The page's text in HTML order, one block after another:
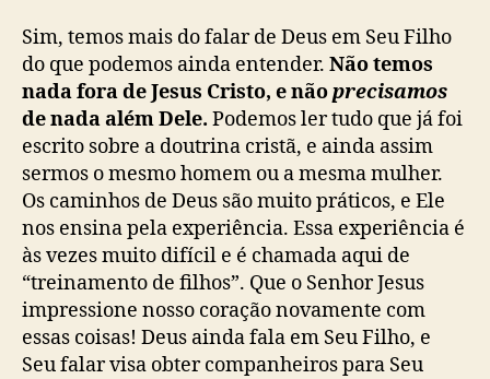
Sim, temos mais do falar de Deus em Seu Filho
do que podemos ainda entender. Não temos
nada fora de Jesus Cristo, e nãoprecisamos
de nada além Dele. Podemos ler tudo que já foi
escrito sobre a doutrina cristã, e ainda assim
sermos o mesmo homem ou a mesma mulher.
Os caminhos de Deus são muito práticos, e Ele
nos ensina pela experiência. Essa experiência é
às vezes muito difícil e é chamada aqui de
“treinamento de filhos”. Que o Senhor Jesus
impressione nosso coração novamente com
essas coisas! Deus ainda fala em Seu Filho, e
Seu falar visa obter companheiros para Seu